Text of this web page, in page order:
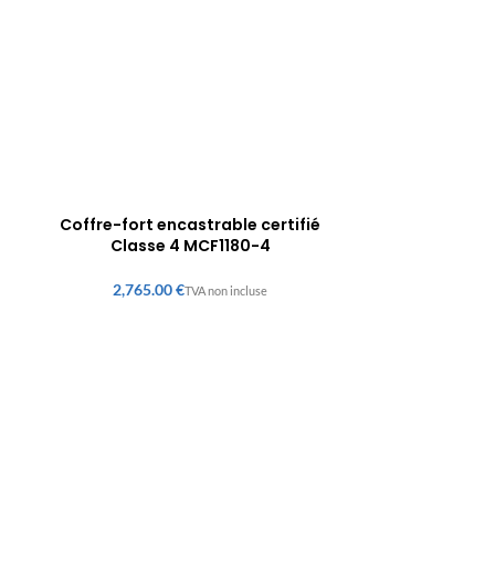
Coffre-fort encastrable certifié
Classe 4 MCF1180-4
€